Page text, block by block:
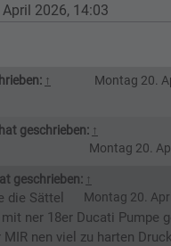
2026, 14:03
↑ Montag 20.
hat geschrieben: ↑
Montag 20.
geschrieben: ↑
Montag 20.
die Sättel
ner 18er Ducati Pumpe
MIR nen viel zu harten